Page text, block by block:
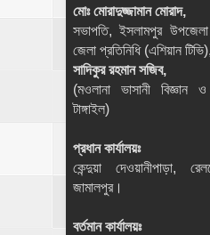
মোঃ মোরাদুজ্জামান মোরাদ,
সভাপতি, ইসলামপুর
জেলা প্রতিনিধি (এশিয়ান টিভি),
সাদিকুর রহমান সজিব,
(মওলানা ভাসানী বিজ্ঞান
টাঙ্গাইল)
প্রধান কার্যালয়ঃ
কেন্দুয়া দেওয়ানীপাড়া,
জামালপুর।
বর্তমান কার্যালয়ঃ